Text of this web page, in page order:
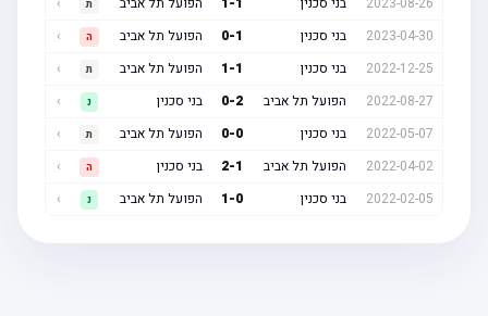
2023-04-30
בני סכנין 0 הפועל תל אביב
2022-12-25
בני סכנין 1 הפועל תל אביב
2022-08-27
הפועל תל אביב 0- בני סכנין
2022-05-07
בני סכנין 0- הפועל תל אביב
2022-04-02
הפועל תל אביב 2 בני סכנין
2022-02-05
בני סכנין 1- הפועל תל אביב